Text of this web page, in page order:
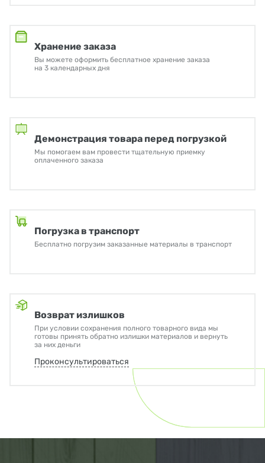
Хранение заказа
Вы можете оформить бесплатное хранение заказа
на 3 календарных дня
Демонстрация товара перед погрузкой
Мы помогаем вам провести тщательную приемку
оплаченного заказа
Погрузка в транспорт
Бесплатно погрузим заказанные материалы в транспорт
Возврат излишков
При условии сохранения полного товарного вида мы
готовы принять обратно излишки материалов и вернуть
за них деньги
Проконсультироваться